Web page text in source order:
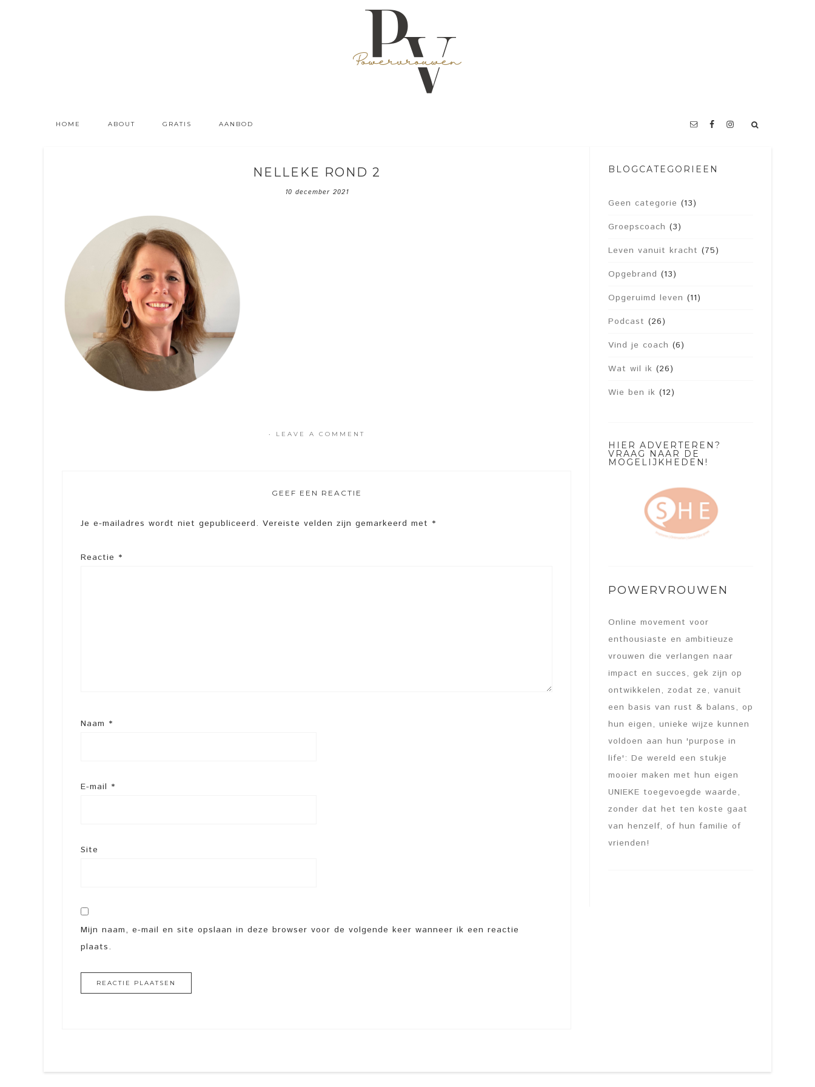
HOME ABOUT GRATIS AANBOD
NELLEKE ROND 2
10 december 2021
· LEAVE A COMMENT
GEEF EEN REACTIE
Je e-mailadres wordt niet gepubliceerd. Vereiste velden zijn gemarkeerd met *
Reactie *
Naam *
E-mail *
Site
Mijn naam, e-mail en site opslaan in deze browser voor de volgende keer wanneer ik een reactie
plaats.
BLOGCATEGORIEËN
Geen categorie (13)
Groepscoach (3)
Leven vanuit kracht (75)
Opgebrand (13)
Opgeruimd leven (11)
Podcast (26)
Vind je coach (6)
Wat wil ik (26)
Wie ben ik (12)
HIER ADVERTEREN?
VRAAG NAAR DE
MOGELIJKHEDEN!
POWERVROUWEN
Online movement voor
enthousiaste en ambitieuze
vrouwen die verlangen naar
impact en succes, gek zijn op
ontwikkelen, zodat ze, vanuit
een basis van rust & balans, op
hun eigen, unieke wijze kunnen
voldoen aan hun 'purpose in
life': De wereld een stukje
mooier maken met hun eigen
UNIEKE toegevoegde waarde,
zonder dat het ten koste gaat
van henzelf, of hun familie of
vrienden!